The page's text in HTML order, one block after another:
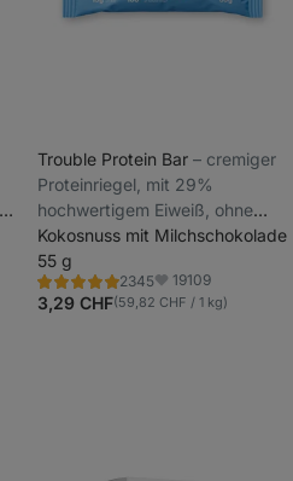
Trouble Protein Bar⁠–⁠ cremiger
Proteinriegel, mit 29%
hochwertigem Eiweiß, ohne
Konservierungs- und Farbstoffe
Kokosnuss mit Milchschokolade
55 g
2345
Bewertung
4.8/5,
2345
Favoriten
19109
3,29 CHF(59,82 CHF / 1 kg)